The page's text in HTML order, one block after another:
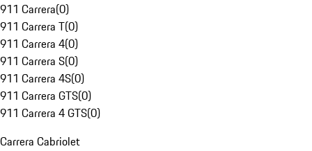
911 Carrera(0)
911 Carrera T(0)
911 Carrera 4(0)
911 Carrera S(0)
911 Carrera 4S(0)
911 Carrera GTS(0)
911 Carrera 4 GTS(0)
Carrera Cabriolet